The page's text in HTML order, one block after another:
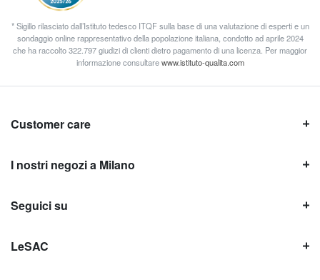
* Sigillo rilasciato dall’Istituto tedesco ITQF sulla base di una valutazione di esperti e un
sondaggio online rappresentativo della popolazione italiana, condotto ad aprile 2024
che ha raccolto 322.797 giudizi di clienti dietro pagamento di una licenza. Per maggior
informazione consultarewww.istituto-qualita.com
Customer care
I nostri negozi a Milano
Seguici su
LeSAC